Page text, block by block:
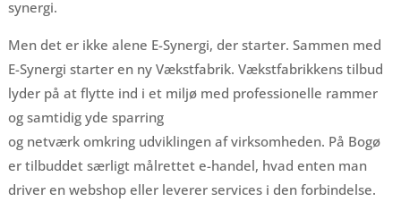
synergi.
Men det er ikke alene E-Synergi, der starter. Sammen med
E-Synergi starter en ny Vækstfabrik. Vækstfabrikkens tilbud
lyder på at flytte ind i et miljø med professionelle rammer
og samtidig yde sparring
og netværk omkring udviklingen af virksomheden. På Bogø
er tilbuddet særligt målrettet e-handel, hvad enten man
driver en webshop eller leverer services i den forbindelse.